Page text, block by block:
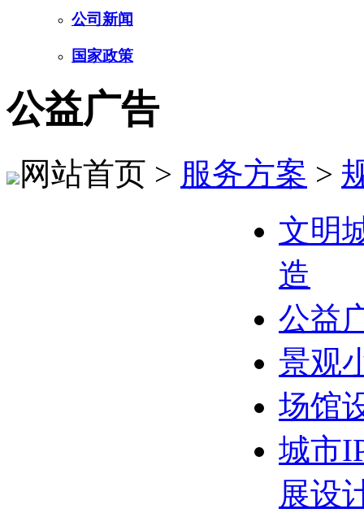
公司新闻
国家政策
公益广告
网站首页 > 服务方案 >
文明
造
公益
景观
场馆
城市
展设